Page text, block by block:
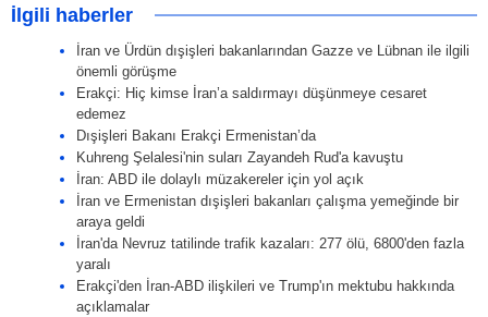
İlgili haberler
İran ve Ürdün dışişleri bakanlarından Gazze ve Lübnan ile ilgili
önemli görüşme
Erakçi: Hiç kimse İran’a saldırmayı düşünmeye cesaret
edemez
Dışişleri Bakanı Erakçi Ermenistan’da
Kuhreng Şelalesi'nin suları Zayandeh Rud'a kavuştu
İran: ABD ile dolaylı müzakereler için yol açık
İran ve Ermenistan dışişleri bakanları çalışma yemeğinde bir
araya geldi
İran'da Nevruz tatilinde trafik kazaları: 277 ölü, 6800'den fazla
yaralı
Erakçi'den İran-ABD ilişkileri ve Trump'ın mektubu hakkında
açıklamalar